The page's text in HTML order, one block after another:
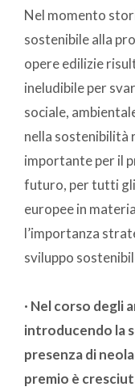
Nel momento
sostenibile alla
opere edilizie
ineludibile per
sociale,
nella sostenibilità
importante per il
futuro, per tutti
europee in
l’importanza
sviluppo
· Nel corso degli
introducendo la
presenza di
premio è